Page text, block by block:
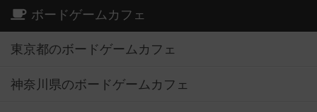
ボードゲームカフェ
東京都のボードゲームカフェ
神奈川県のボードゲームカフェ